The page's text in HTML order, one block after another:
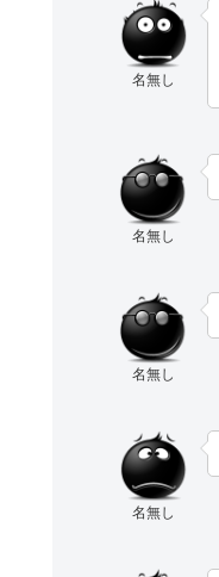
名無し
名無し
名無し
名無し